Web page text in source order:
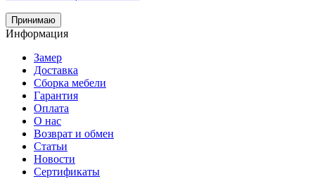
Принимаю
Информация
Замер
Доставка
Сборка мебели
Гарантия
Оплата
О нас
Возврат и обмен
Статьи
Новости
Сертификаты